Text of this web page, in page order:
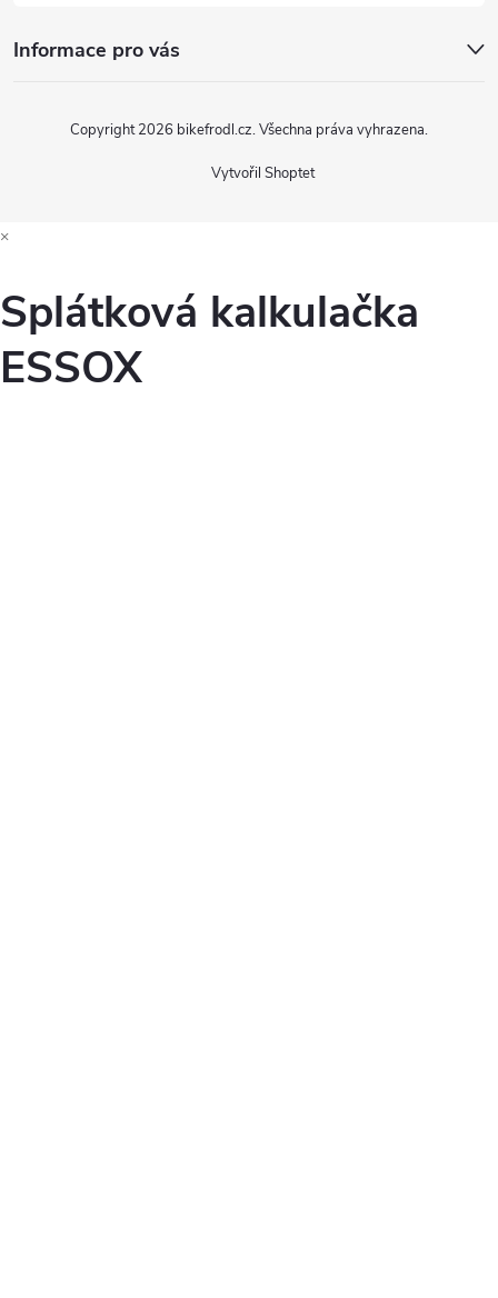
Informace pro vás
Vytvořil Shoptet
Copyright 2026 bikefrodl.cz. Všechna práva vyhrazena.
×
Splátková kalkulačka
ESSOX